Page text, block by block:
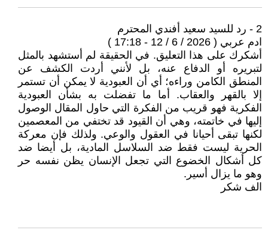
2 - رد للسيد سعيد أفندي المحترم
ادم عربي ( 2026 / 6 / 12 - 17:18 )
أشكرك على هذا التعليق. في الحقيقة لم أستشهد بالمثل
لتبريره أو الدفاع عنه، بل لأنني أردت الكشف عن
المنطق الكامن وراءه؛ أي أن العبودية لا يمكن أن تستمر
إلا بالقهر والعقاب. أما ما تفضلت به بشأن العبودية
الفكرية فهو قريب من الفكرة التي حاول المقال الوصول
إليها في خاتمته، وهي أن القيود قد تختفي من المعصمين
لكنها تبقى أحيانا في العقول والوعي. ولذلك فإن معركة
الحرية ليست فقط ضد السلاسل المادية، بل أيضا ضد
كل أشكال الخضوع التي تجعل الإنسان يظن نفسه حر
وهو ما يزال أسير.
الف شكر